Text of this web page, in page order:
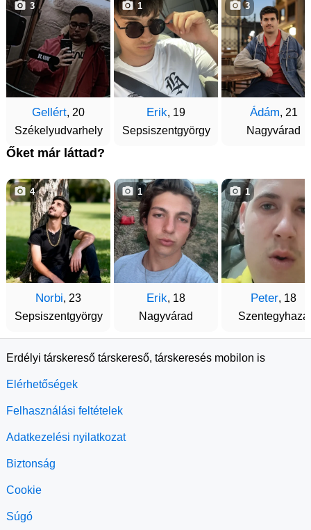
Gellért, 20
Székelyudvarhely
3
Erik, 19
Sepsiszentgyörgy
1
Ádám, 21
Nagyvárad
3
Őket már láttad?
Norbi, 23
Sepsiszentgyörgy
4
Erik, 18
Nagyvárad
1
Peter, 18
Szentegyhaza
1
Erdélyi társkereső társkereső, társkeresés mobilon is
Elérhetőségek
Felhasználási feltételek
Adatkezelési nyilatkozat
Biztonság
Cookie
Súgó